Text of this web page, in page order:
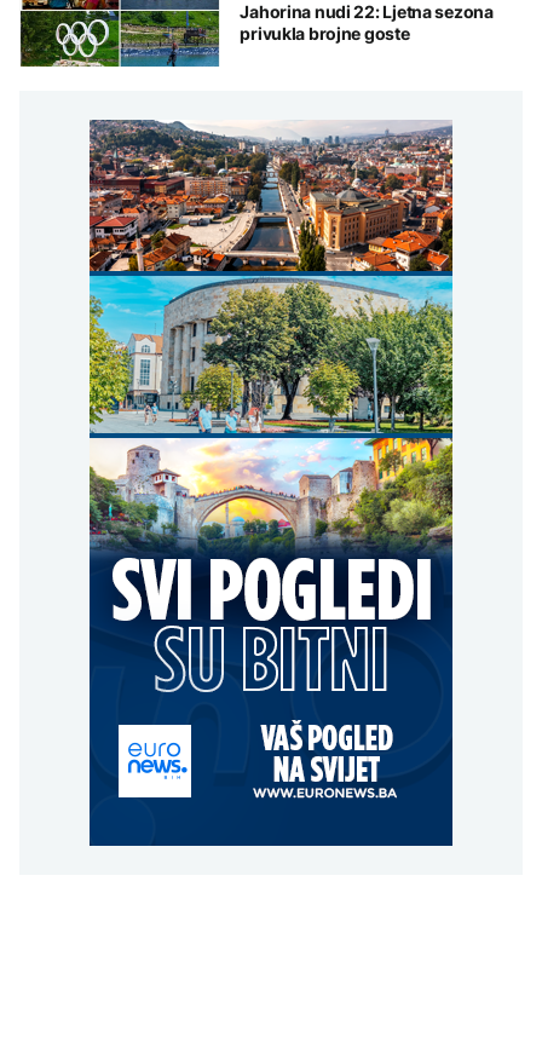
Jahorina nudi 22: Ljetna sezona
privukla brojne goste